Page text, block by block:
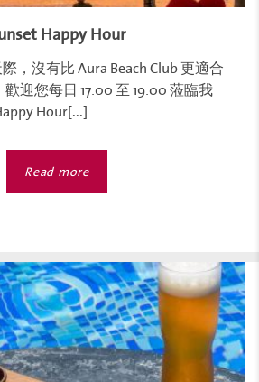
Happy Hour
，沒有比 Aura Beach Club 更適合
迎您每日 17:00 至 19:00 蒞臨我
Hour[...]
Read more